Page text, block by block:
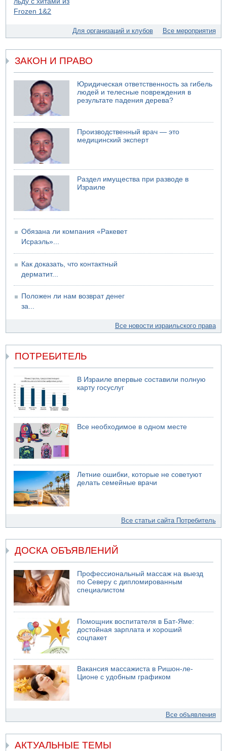
Израиль провел испытания системы противоракетной
обороны "Хец"
МАДА призывает израильтян срочно сдавать кровь
05.08.2026 17:00
Бывший посол Израиля в ООН Гилад Эрдан объявит в
четверг о создании новой политической партии
05.08.2026 13:49
На севере Израиля на берег выбросило тело
05.08.2026 13:32
В России горят новые склады
Для организаций и клубов Все мероприятия
ЗАКОН И ПРАВО
Юридическая ответственность за гибель
людей и телесные повреждения в
результате падения дерева?
Производственный врач — это
медицинский эксперт
Раздел имущества при разводе в
Израиле
Обязана ли компания «Ракевет
Исраэль»...
Как доказать, что контактный
дерматит...
Положен ли нам возврат денег
за...
Все новости израильского права
ПОТРЕБИТЕЛЬ
В Израиле впервые составили полную
карту госуслуг
Все необходимое в одном месте
Летние ошибки, которые не советуют
делать семейные врачи
Все статьи сайта Потребитель
ДОСКА ОБЪЯВЛЕНИЙ
Профессиональный массаж на выезд
по Северу с дипломированным
специалистом
Помощник воспитателя в Бат-Яме:
достойная зарплата и хороший
соцпакет
Вакансия массажиста в Ришон-ле-
Ционе с удобным графиком
Все объявления
АКТУАЛЬНЫЕ ТЕМЫ